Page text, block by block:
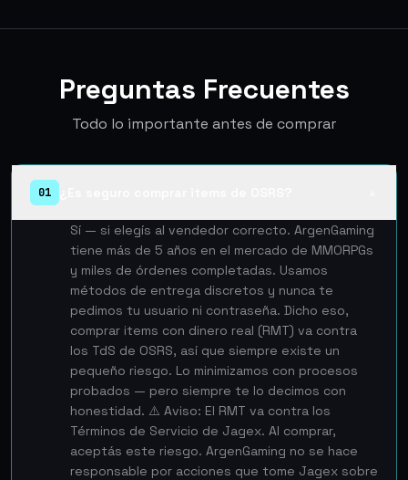
Preguntas Frecuentes
Todo lo importante antes de comprar
01
Sí — si elegís al vendedor correcto. ArgenGaming
tiene más de 5 años en el mercado de MMORPGs
y miles de órdenes completadas. Usamos
métodos de entrega discretos y nunca te
pedimos tu usuario ni contraseña. Dicho eso,
comprar items con dinero real (RMT) va contra
los TdS de OSRS, así que siempre existe un
pequeño riesgo. Lo minimizamos con procesos
probados — pero siempre te lo decimos con
honestidad. ⚠️ Aviso: El RMT va contra los
Términos de Servicio de Jagex. Al comprar,
aceptás este riesgo. ArgenGaming no se hace
responsable por acciones que tome Jagex sobre